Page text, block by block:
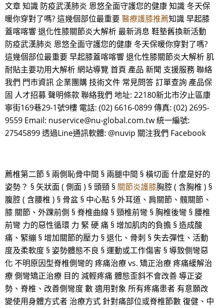
文章 知識 防疫武漢肺炎 恩悠全面守護您的健康 知識 冬天保
暖你穿對了嗎? 這幾個部位最重要醫療護膝推薦知識 早起膝
蓋喀喀響 退化性膝關節炎大解析 最新消息 鞋墊舊換新活動
防疫武漢肺炎 恩悠全面守護您的健康 冬天保暖你穿對了嗎?
這幾個部位最重要 早起膝蓋喀喀響 退化性膝關節炎大解析 肌
耐貼主要功用大解析 網站導覽 首頁 產品 新聞 支援服務 聯絡
我們 門市資訊 企業團購 技術文件 常見問答 訂單查詢 產品保
固 人才招募 聲明條款 聯絡我們 地址: 22180新北市汐止區康
寧街169巷29-1號9樓 電話: (02) 6616-0899 傳真: (02) 2695-
9559 Email: nuservice@nu-global.com.tw 統一編號:
27545899 透過Line通訊軟體: @nuvip 關注我們 Facebook
薦椎第二節 § 兩側恥骨中間 § 兩腿中間 § 橫切面 什麼是好的
姿勢？ § 矢狀面 ( 側面 ) § 頭頸 § 關節炎護膝胸腔 ( 含胸椎 ) §
腹腔 ( 含腰椎 ) § 骨盆 § 中心點 § 外耳道、肩關節、髖關節、
膝 關節、外踝前側 § 脊椎曲線 § 頸椎前彎 § 胸椎後彎 § 腰椎
前彎 力的惡性循環 力 緊 硬 痛 § 增加肌肉的負擔 § 造成酸
痛、緊繃 § 增加關節的壓力 § 退化、骨刺 § 失去彈性、活動
度及柔軟度 § 姿勢體態不良 § 運動或工作傷害 § 導致側彎惡
化 不明原因型脊椎側彎的 疼痛治療 vs. 矯正治療 疼痛緩解治
療 側彎矯正治療 目的 減輕疼痛 體態歪斜不會改善 導正姿
勢、脊椎、改善側彎度 數 適用對象 所有疼痛患者 有意願改
變使用身體方式者 治療方式 針對痛部位或脊椎節數 復健、中